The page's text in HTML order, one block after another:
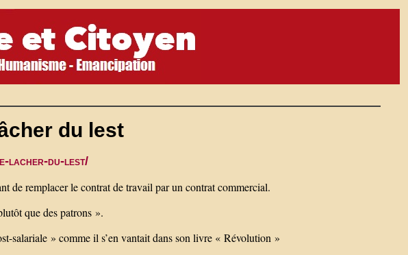
du lest
lacher-du-lest/
de remplacer le contrat de travail par un contrat commercial.
que des patrons ».
salariale » comme il s’en vantait dans son livre « Révolution »